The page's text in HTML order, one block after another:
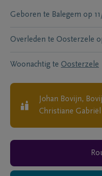
Geboren te Balegem op
Overleden te Oosterzele
Woonachtig te Oosterzele
Johan Bovijn,
Christiane Gabriël